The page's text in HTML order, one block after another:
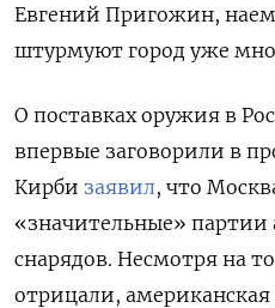
Евгений Пригожин,
штурмуют город уже
О поставках оружия в
впервые заговорили в
Кирби заявил, что
«значительные» партии
снарядов. Несмотря на
отрицали, американская